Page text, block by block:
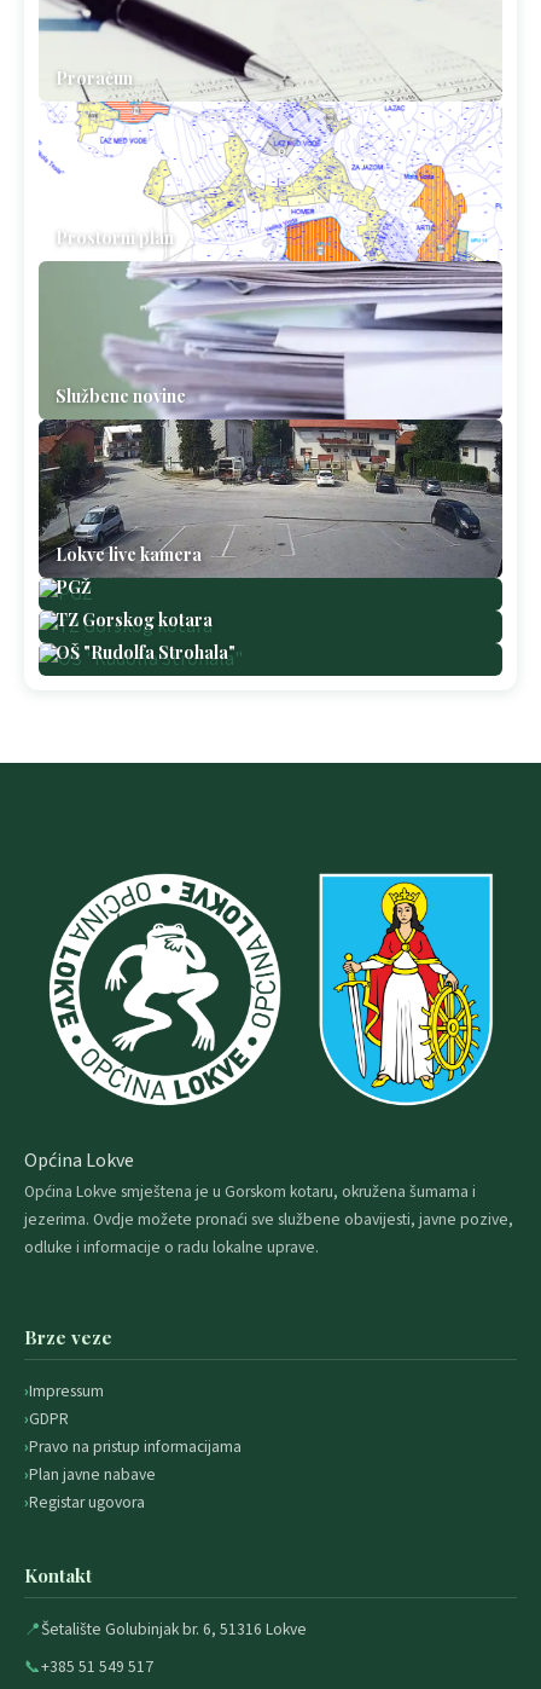
Proračun
Prostorni plan
Službene novine
Lokve live kamera
PGŽ
TZ Gorskog kotara
OŠ "Rudolfa Strohala"
Općina Lokve
Općina Lokve smještena je u Gorskom kotaru, okružena šumama i
jezerima. Ovdje možete pronaći sve službene obavijesti, javne pozive,
odluke i informacije o radu lokalne uprave.
Brze veze
Impressum
GDPR
Pravo na pristup informacijama
Plan javne nabave
Registar ugovora
Kontakt
📍Šetalište Golubinjak br. 6, 51316 Lokve
📞+385 51 549 517